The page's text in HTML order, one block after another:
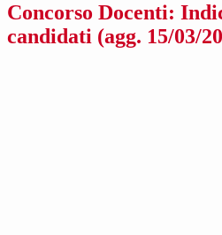
Concorso Docenti:
candidati (agg. 15/03/